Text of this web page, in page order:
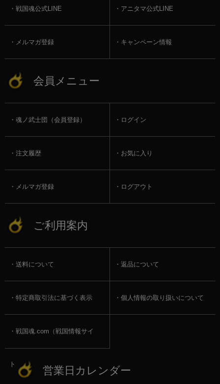
戦国魂公式LINE アニタマ公式LINE
メルマガ登録 キャンペーン情報
会員メニュー
魂ノ武士団（会員登録） ログイン
注文履歴 お気に入り
メルマガ登録 ログアウト
ご利用案内
送料について 返品について
特定商取引法に基づく表示 個人情報の取り扱いについて
戦国魂.com（戦国情報サイ
ト） 営業日カレンダー